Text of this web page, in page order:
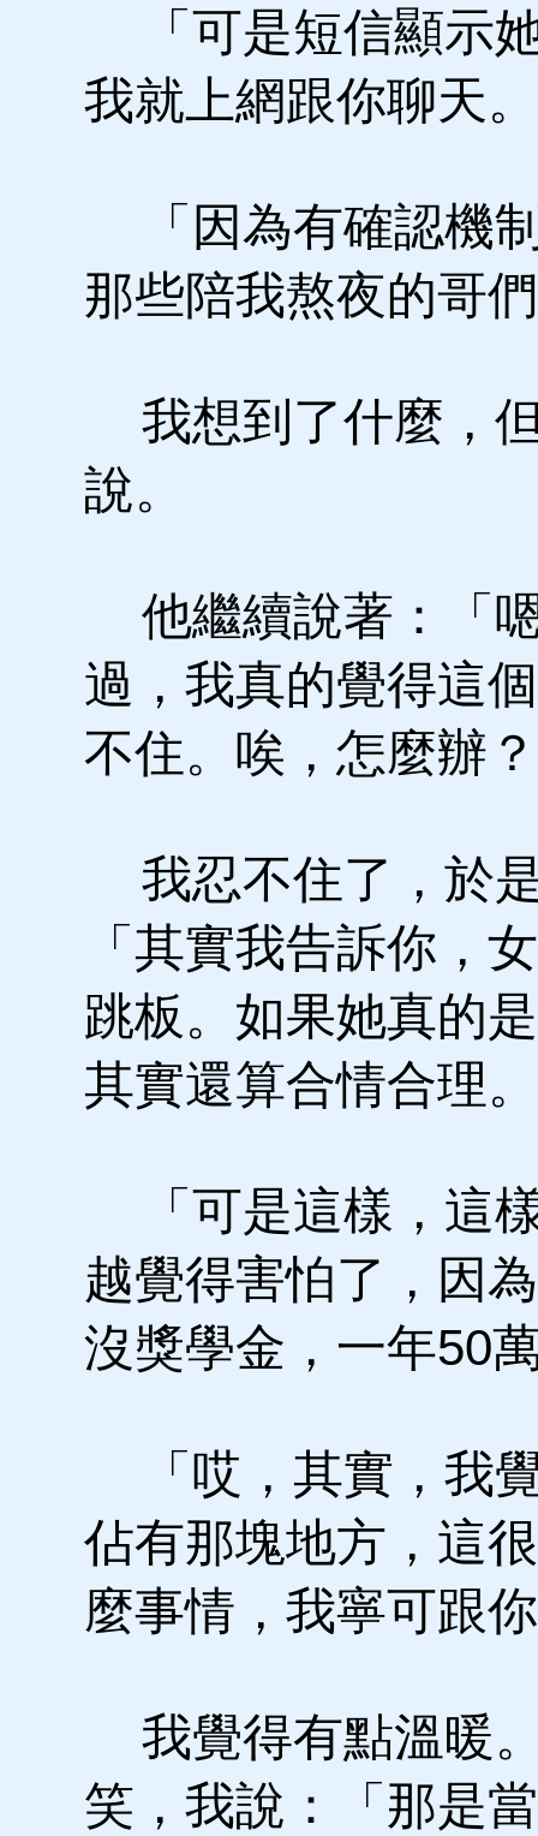
「可是短信顯示
我就上網跟你聊天
「因為有確認機
那些陪我熬夜的哥
我想到了什麼，
說。
他繼續說著：「
過，我真的覺得這
不住。唉，怎麼辦
我忍不住了，於
「其實我告訴你，
跳板。如果她真的
其實還算合情合理
「可是這樣，這
越覺得害怕了，因
沒獎學金，一年50
「哎，其實，我
佔有那塊地方，這
麼事情，我寧可跟
我覺得有點溫暖
笑，我說：「那是